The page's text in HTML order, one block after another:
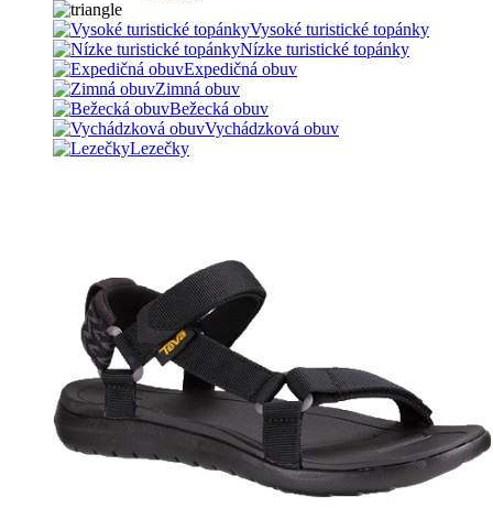
Vysoké turistické topánky
Nízke turistické topánky
Expedičná obuv
Zimná obuv
Bežecká obuv
Vychádzková obuv
Lezečky